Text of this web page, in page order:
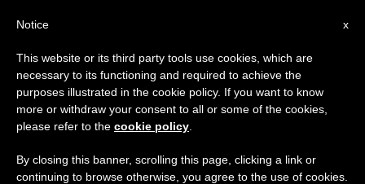
×
Aviso importante
Del 27 de julio al 7 de agosto haremos la pausa
anual, aprovechando que en el periodo de verano
se generan menos informaciones y también el
x
Notice
This website or its third party tools use cookies, which are
necessary to its functioning and required to achieve the
purposes illustrated in the cookie policy. If you want to know
more or withdraw your consent to all or some of the cookies,
please refer to the cookie policy
By closing this banner, scrolling this page, clicking a link or
continuing to browse otherwise, you agree to the use of cookies.